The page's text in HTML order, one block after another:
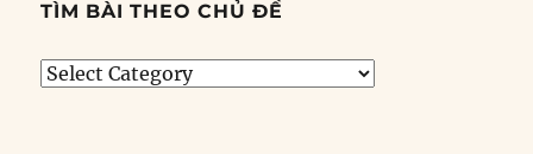
TÌM BÀI THEO CHỦ ĐỀ
Tìm